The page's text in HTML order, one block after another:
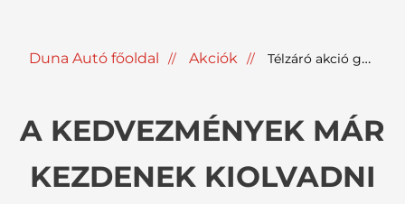
Duna Autó főoldal Akciók Télzáró akció gyári alkatrészekre!
A KEDVEZMÉNYEK MÁR
KEZDENEK KIOLVADNI